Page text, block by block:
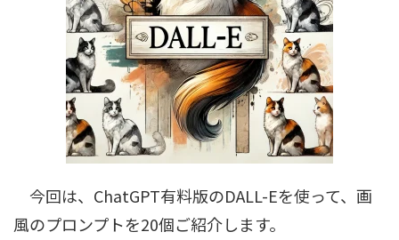
今回は、ChatGPT有料版のDALL-Eを使って、画
風のプロンプトを20個ご紹介します。